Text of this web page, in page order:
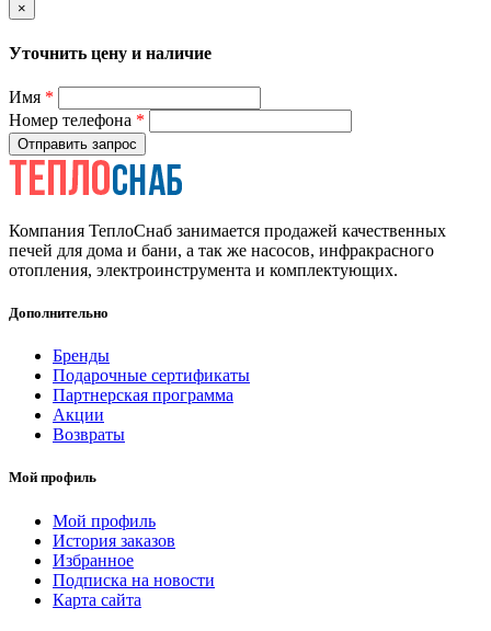
×
Уточнить цену и наличие
Имя *
Номер телефона *
Отправить запрос
Компания ТеплоСнаб занимается продажей качественных
печей для дома и бани, а так же насосов, инфракрасного
отопления, электроинструмента и комплектующих.
Дополнительно
Бренды
Подарочные сертификаты
Партнерская программа
Акции
Возвраты
Мой профиль
Мой профиль
История заказов
Избранное
Подписка на новости
Карта сайта